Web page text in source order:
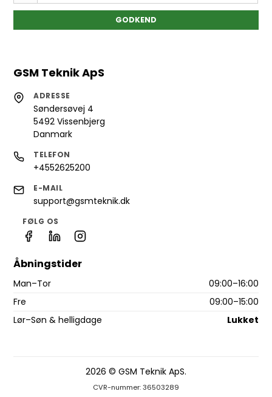
GODKEND
GSM Teknik ApS
ADRESSE
Søndersøvej 4
5492 Vissenbjerg
Danmark
TELEFON
+4552625200
E-MAIL
support@gsmteknik.dk
FØLG OS
Åbningstider
Man–Tor
09:00–16:00
Fre
09:00–15:00
Lør–Søn & helligdage
Lukket
2026 © GSM Teknik ApS.
CVR-nummer: 36503289